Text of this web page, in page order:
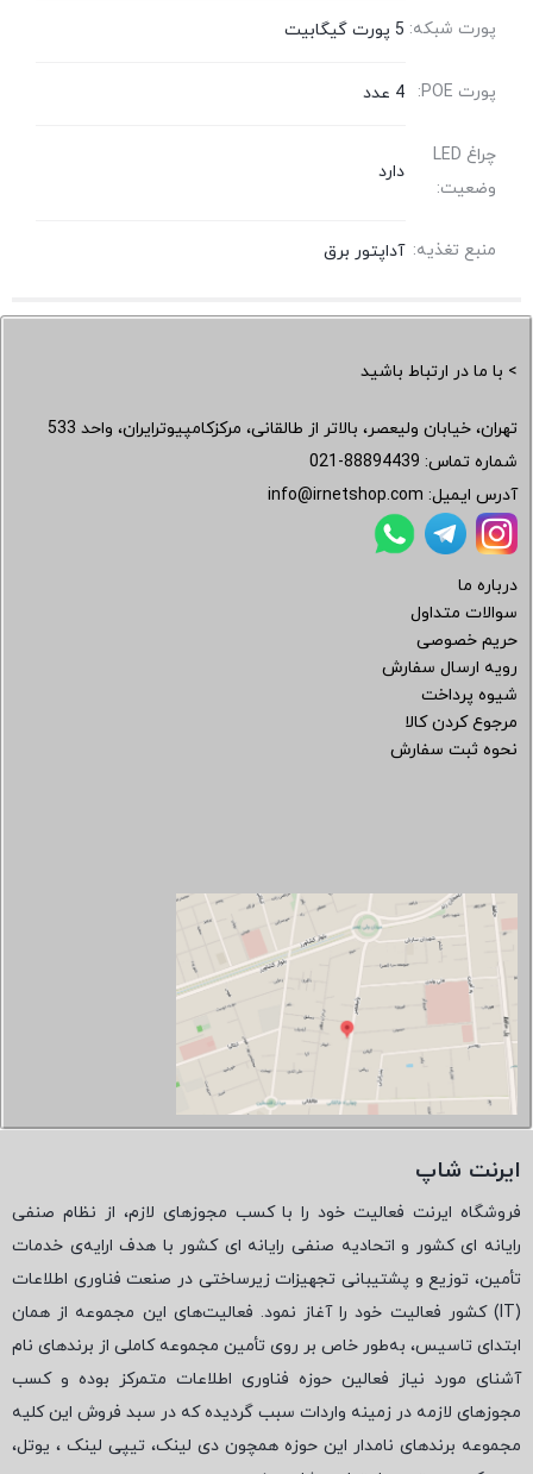
پورت شبکه: 5 پورت گیگابیت
پورت POE: 4 عدد
چراغ LED
وضعیت:
دارد
منبع تغذیه: آداپتور برق
> با ما در ارتباط باشید
تهران، خیابان ولیعصر، بالاتر از طالقانی، مرکزکامپیوترایران، واحد 533
شماره تماس: 021-88894439
آدرس ایمیل: info@irnetshop.com
درباره ما
سوالات متداول
حریم خصوصی
رویه ارسال سفارش
شیوه پرداخت
مرجوع کردن کالا
نحوه ثبت سفارش
ایرنت شاپ
فروشگاه ایرنت فعالیت خود را با کسب مجوزهای لازم، از نظام صنفی
رایانه ای کشور و اتحادیه صنفی رایانه ای کشور با هدف ارایه‌ی خدمات
تأمین، توزیع و پشتیبانی تجهیزات زیرساختی در صنعت فناوری اطلاعات
(
IT) کشور فعالیت خود را آغاز نمود. فعالیت‌های این مجموعه از همان
ابتدای تاسیس، به‌طور خاص بر روی تأمین مجموعه کاملی از برندهای نام
آشنای مورد نیاز فعالین حوزه فناوری اطلاعات متمرکز بوده و کسب
مجوزهای لازمه در زمینه واردات سبب گردیده که در سبد فروش این کلیه
مجموعه برندهای نامدار این حوزه همچون دی لینک، تیپی لینک ، یوتل،